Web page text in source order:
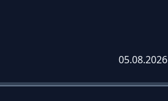
05.08.2026